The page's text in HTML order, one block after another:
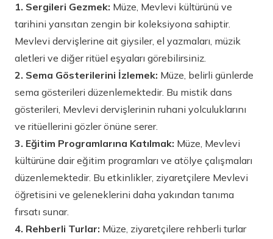
1. Sergileri Gezmek: Müze, Mevlevi kültürünü ve
tarihini yansıtan zengin bir koleksiyona sahiptir.
Mevlevi dervişlerine ait giysiler, el yazmaları, müzik
aletleri ve diğer ritüel eşyaları görebilirsiniz.
2. Sema Gösterilerini İzlemek: Müze, belirli günlerde
sema gösterileri düzenlemektedir. Bu mistik dans
gösterileri, Mevlevi dervişlerinin ruhani yolculuklarını
ve ritüellerini gözler önüne serer.
3. Eğitim Programlarına Katılmak: Müze, Mevlevi
kültürüne dair eğitim programları ve atölye çalışmaları
düzenlemektedir. Bu etkinlikler, ziyaretçilere Mevlevi
öğretisini ve geleneklerini daha yakından tanıma
fırsatı sunar.
4. Rehberli Turlar: Müze, ziyaretçilere rehberli turlar